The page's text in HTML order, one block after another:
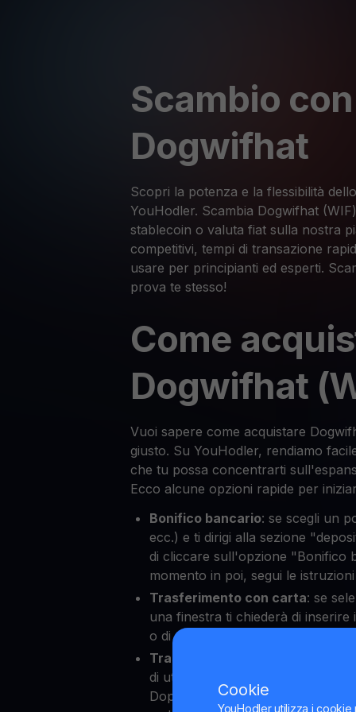
Cookie
YouHodler utilizza i cookie
Scambio con
Dogwifhat
Scopri la potenza e la flessibilità
YouHodler. Scambia Dogwifhat
stablecoin o valuta fiat sulla nostra
competitivi, tempi di transazione
usare per principianti ed esperti.
prova te stesso!
Come
Dogwifhat
Vuoi sapere come acquistare
giusto. Su YouHodler, rendiamo
che tu possa concentrarti
Ecco alcune opzioni rapide per
Bonifico bancario: se scegli un
ecc.) e ti dirigi alla sezione
di cliccare sull'opzione "Bonifico
momento in poi, segui le
Trasferimento con carta: se
una finestra ti chiederà di inserire
o di credito, permettendoti poi di
Trasferimento di criptovalute
di utilizzare le criptovalute per
Dopo aver selezionato il tuo